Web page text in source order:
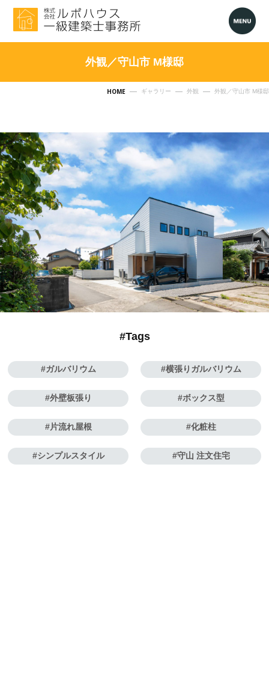
HOME ギャラリー 外観 外観／守山市 M様邸
外観／守山市 M様邸
#Tags
ガルバリウム 横張りガルバリウム
外壁板張り ボックス型
片流れ屋根 化粧柱
シンプルスタイル 守山 注文住宅